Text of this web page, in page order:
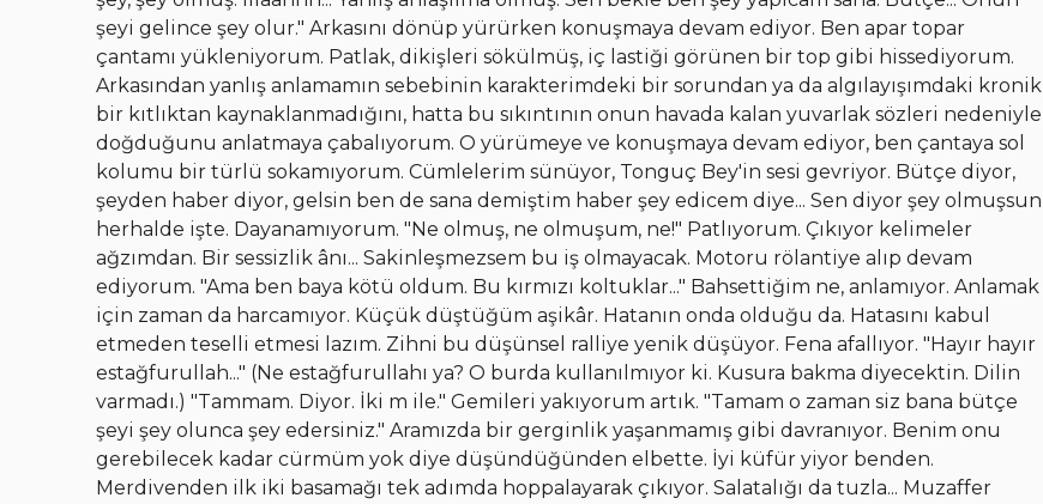
şeyi gelince şey olur." Arkasını dönüp yürürken konuşmaya devam ediyor. Ben apar topar
çantamı yükleniyorum. Patlak, dikişleri sökülmüş, iç lastiği görünen bir top gibi hissediyorum.
Arkasından yanlış anlamamın sebebinin karakterimdeki bir sorundan ya da algılayışımdaki kronik
bir kıtlıktan kaynaklanmadığını, hatta bu sıkıntının onun havada kalan yuvarlak sözleri nedeniyle
doğduğunu anlatmaya çabalıyorum. O yürümeye ve konuşmaya devam ediyor, ben çantaya sol
kolumu bir türlü sokamıyorum. Cümlelerim sünüyor, Tonguç Bey'in sesi gevriyor. Bütçe diyor,
şeyden haber diyor, gelsin ben de sana demiştim haber şey edicem diye... Sen diyor şey olmuşsun
herhalde işte. Dayanamıyorum. "Ne olmuş, ne olmuşum, ne!" Patlıyorum. Çıkıyor kelimeler
ağzımdan. Bir sessizlik ânı... Sakinleşmezsem bu iş olmayacak. Motoru rölantiye alıp devam
ediyorum. "Ama ben baya kötü oldum. Bu kırmızı koltuklar..." Bahsettiğim ne, anlamıyor. Anlamak
için zaman da harcamıyor. Küçük düştüğüm aşikâr. Hatanın onda olduğu da. Hatasını kabul
etmeden teselli etmesi lazım. Zihni bu düşünsel ralliye yenik düşüyor. Fena afallıyor. "Hayır hayır
estağfurullah..." (Ne estağfurullahı ya? O burda kullanılmıyor ki. Kusura bakma diyecektin. Dilin
varmadı.) "Tammam. Diyor. İki m ile." Gemileri yakıyorum artık. "Tamam o zaman siz bana bütçe
şeyi şey olunca şey edersiniz." Aramızda bir gerginlik yaşanmamış gibi davranıyor. Benim onu
gerebilecek kadar cürmüm yok diye düşündüğünden elbette. İyi küfür yiyor benden.
Merdivenden ilk iki basamağı tek adımda hoppalayarak çıkıyor. Salatalığı da tuzla... Muzaffer